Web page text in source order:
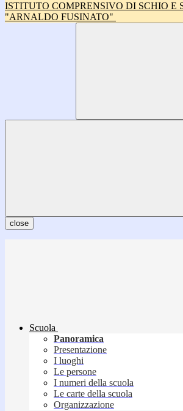
ISTITUTO COMPRENSIVO DI SCHIO E
"ARNALDO FUSINATO"
close
Scuola
Panoramica
Presentazione
I luoghi
Le persone
I numeri della scuola
Le carte della scuola
Organizzazione